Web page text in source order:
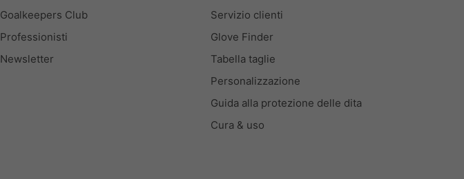
Goalkeepers Club
Professionisti
Newsletter
Servizio clienti
Glove Finder
Tabella taglie
Personalizzazione
Guida alla protezione delle dita
Cura & uso